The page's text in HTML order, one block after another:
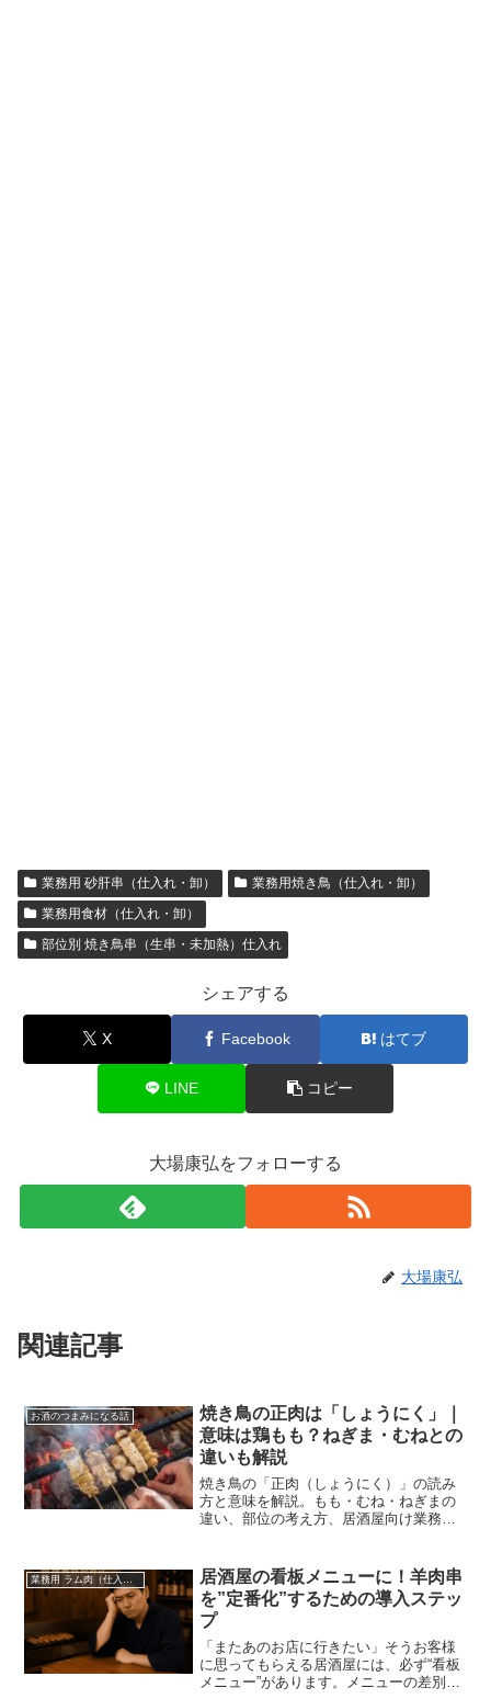
業務用 砂肝串（仕入れ・卸）
業務用焼き鳥（仕入れ・卸）
業務用食材（仕入れ・卸）
部位別 焼き鳥串（生串・未加熱）仕入れ
シェアする
X Facebook はてブ
LINE コピー
大場康弘をフォローする
大場康弘
関連記事
お酒のつまみになる話
焼き鳥の正肉は「しょうにく」｜
意味は鶏もも？ねぎま・むねとの
違いも解説
焼き鳥の「正肉（しょうにく）」の読み
方と意味を解説。もも・むね・ねぎまの
違い、部位の考え方、居酒屋向け業務用
業務用 ラム肉（仕入れ・卸）
居酒屋の看板メニューに！羊肉串
を”定番化”するための導入ステッ
プ
「またあのお店に行きたい」そうお客様
に思ってもらえる居酒屋には、必ず“看板
メニュー”があります。メニューの差別化